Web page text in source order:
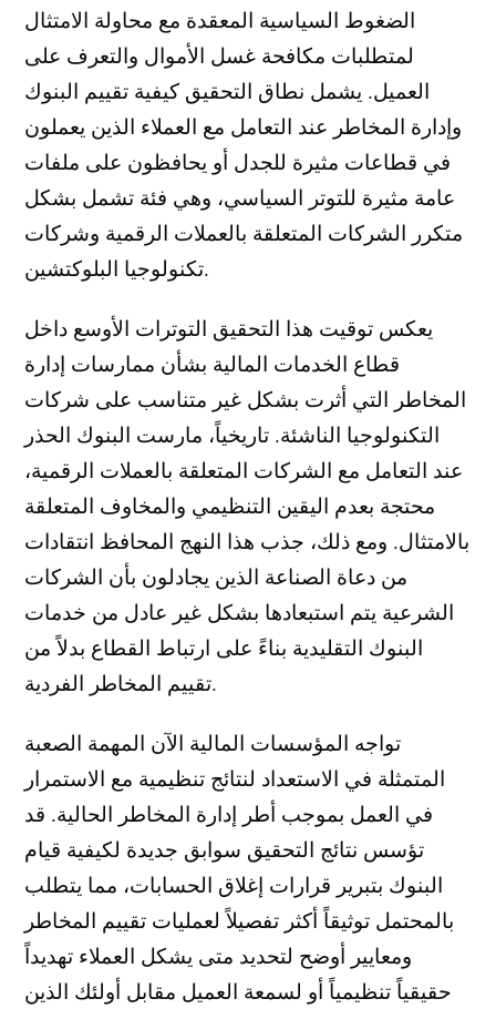
الضغوط السياسية المعقدة مع محاولة الامتثال
لمتطلبات مكافحة غسل الأموال والتعرف على
العميل. يشمل نطاق التحقيق كيفية تقييم البنوك
وإدارة المخاطر عند التعامل مع العملاء الذين يعملون
في قطاعات مثيرة للجدل أو يحافظون على ملفات
عامة مثيرة للتوتر السياسي، وهي فئة تشمل بشكل
متكرر الشركات المتعلقة بالعملات الرقمية وشركات
تكنولوجيا البلوكتشين.
يعكس توقيت هذا التحقيق التوترات الأوسع داخل
قطاع الخدمات المالية بشأن ممارسات إدارة
المخاطر التي أثرت بشكل غير متناسب على شركات
التكنولوجيا الناشئة. تاريخياً، مارست البنوك الحذر
عند التعامل مع الشركات المتعلقة بالعملات الرقمية،
محتجة بعدم اليقين التنظيمي والمخاوف المتعلقة
بالامتثال. ومع ذلك، جذب هذا النهج المحافظ انتقادات
من دعاة الصناعة الذين يجادلون بأن الشركات
الشرعية يتم استبعادها بشكل غير عادل من خدمات
البنوك التقليدية بناءً على ارتباط القطاع بدلاً من
تقييم المخاطر الفردية.
تواجه المؤسسات المالية الآن المهمة الصعبة
المتمثلة في الاستعداد لنتائج تنظيمية مع الاستمرار
في العمل بموجب أطر إدارة المخاطر الحالية. قد
تؤسس نتائج التحقيق سوابق جديدة لكيفية قيام
البنوك بتبرير قرارات إغلاق الحسابات، مما يتطلب
بالمحتمل توثيقاً أكثر تفصيلاً لعمليات تقييم المخاطر
ومعايير أوضح لتحديد متى يشكل العملاء تهديداً
حقيقياً تنظيمياً أو لسمعة العميل مقابل أولئك الذين